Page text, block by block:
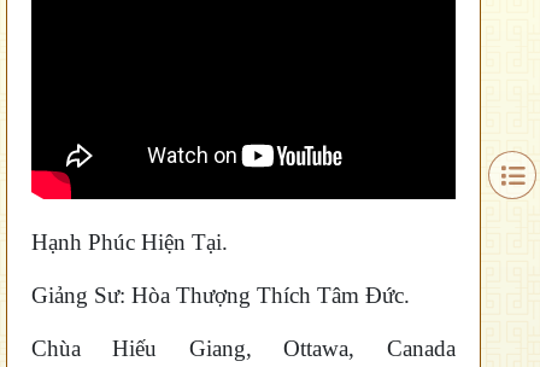
Hạnh Phúc Hiện Tại.
Giảng Sư: Hòa Thượng Thích Tâm Đức.
Chùa Hiếu Giang, Ottawa, Canada